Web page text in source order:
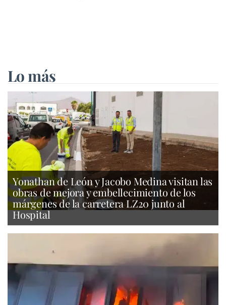
Lo más
Yonathan de León y Jacobo Medina visitan las
obras de mejora y embellecimiento de los
márgenes de la carretera LZ20 junto al
Hospital